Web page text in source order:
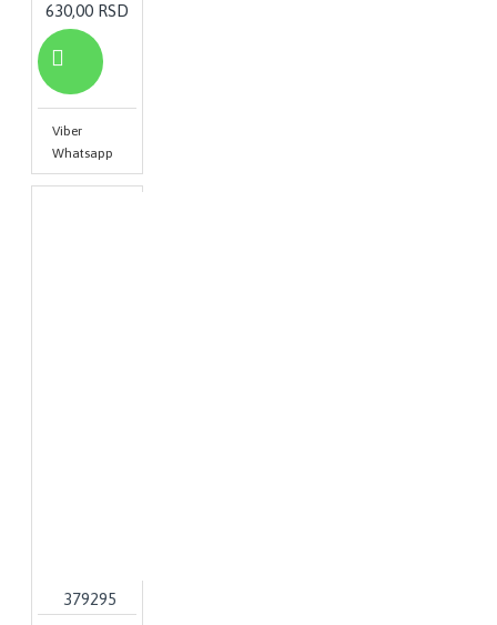
630,00 RSD
Viber
Whatsapp
379295